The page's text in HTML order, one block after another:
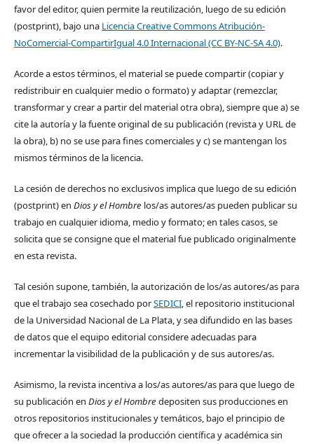
favor del editor, quien permite la reutilización, luego de su edición
(postprint), bajo una Licencia Creative Commons Atribución-
NoComercial-CompartirIgual 4.0 Internacional (CC BY-NC-SA 4.0).
Acorde a estos términos, el material se puede compartir (copiar y
redistribuir en cualquier medio o formato) y adaptar (remezclar,
transformar y crear a partir del material otra obra), siempre que a) se
cite la autoría y la fuente original de su publicación (revista y URL de
la obra), b) no se use para fines comerciales y c) se mantengan los
mismos términos de la licencia.
La cesión de derechos no exclusivos implica que luego de su edición
(postprint) en Dios y el Hombre los/as autores/as pueden publicar su
trabajo en cualquier idioma, medio y formato; en tales casos, se
solicita que se consigne que el material fue publicado originalmente
en esta revista.
Tal cesión supone, también, la autorización de los/as autores/as para
que el trabajo sea cosechado porSEDICI, el repositorio institucional
de la Universidad Nacional de La Plata, y sea difundido en las bases
de datos que el equipo editorial considere adecuadas para
incrementar la visibilidad de la publicación y de sus autores/as.
Asimismo, la revista incentiva a los/as autores/as para que luego de
su publicación en Dios y el Hombre depositen sus producciones en
otros repositorios institucionales y temáticos, bajo el principio de
que ofrecer a la sociedad la producción científica y académica sin